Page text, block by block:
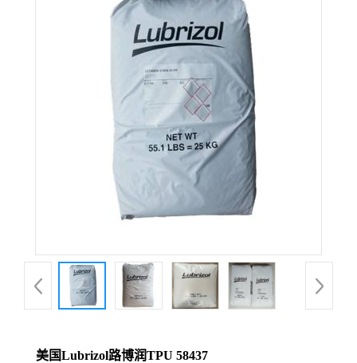
美国Lubrizol路博润TPU 58437